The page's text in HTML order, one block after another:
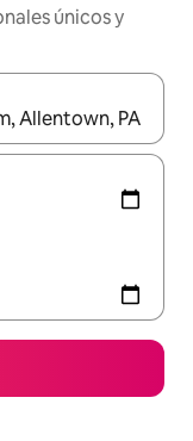
únicos y
podrás navegar